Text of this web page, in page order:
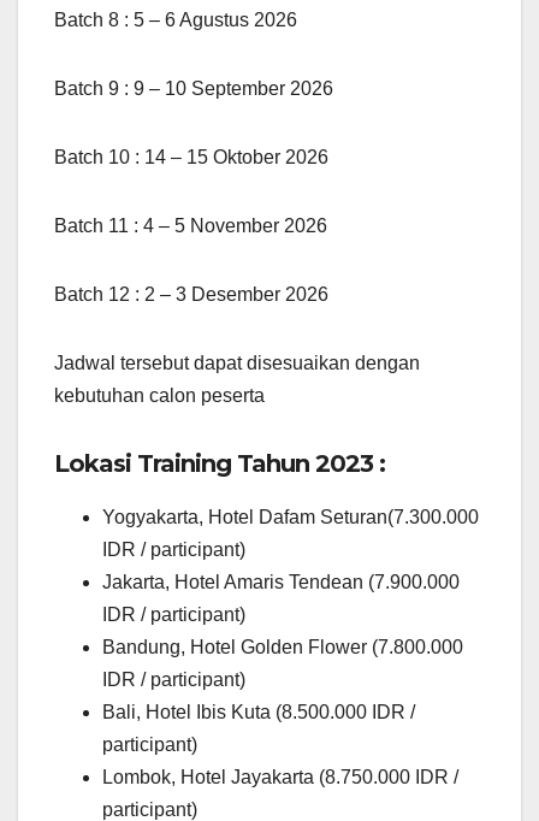
Batch 8 : 5 – 6 Agustus 2026
Batch 9 : 9 – 10 September 2026
Batch 10 : 14 – 15 Oktober 2026
Batch 11 : 4 – 5 November 2026
Batch 12 : 2 – 3 Desember 2026
Jadwal tersebut dapat disesuaikan dengan
kebutuhan calon peserta
Lokasi Training Tahun 2023 :
Yogyakarta, Hotel Dafam Seturan(7.300.000
IDR / participant)
Jakarta, Hotel Amaris Tendean (7.900.000
IDR / participant)
Bandung, Hotel Golden Flower (7.800.000
IDR / participant)
Bali, Hotel Ibis Kuta (8.500.000 IDR /
participant)
Lombok, Hotel Jayakarta (8.750.000 IDR /
participant)